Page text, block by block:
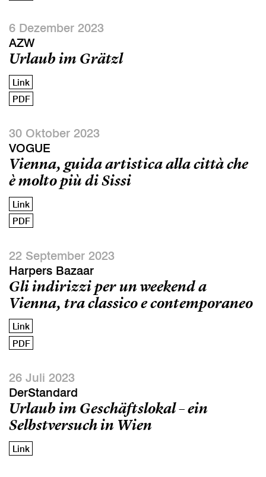
6 Dezember 2023
AZW
Urlaub im Grätzl
Link
PDF
30 Oktober 2023
VOGUE
Vienna, guida artistica alla città che
è molto più di Sissi
Link
PDF
22 September 2023
Harpers Bazaar
Gli indirizzi per un weekend a
Vienna, tra classico e contemporaneo
Link
PDF
26 Juli 2023
DerStandard
Urlaub im Geschäftslokal – ein
Selbstversuch in Wien
Link